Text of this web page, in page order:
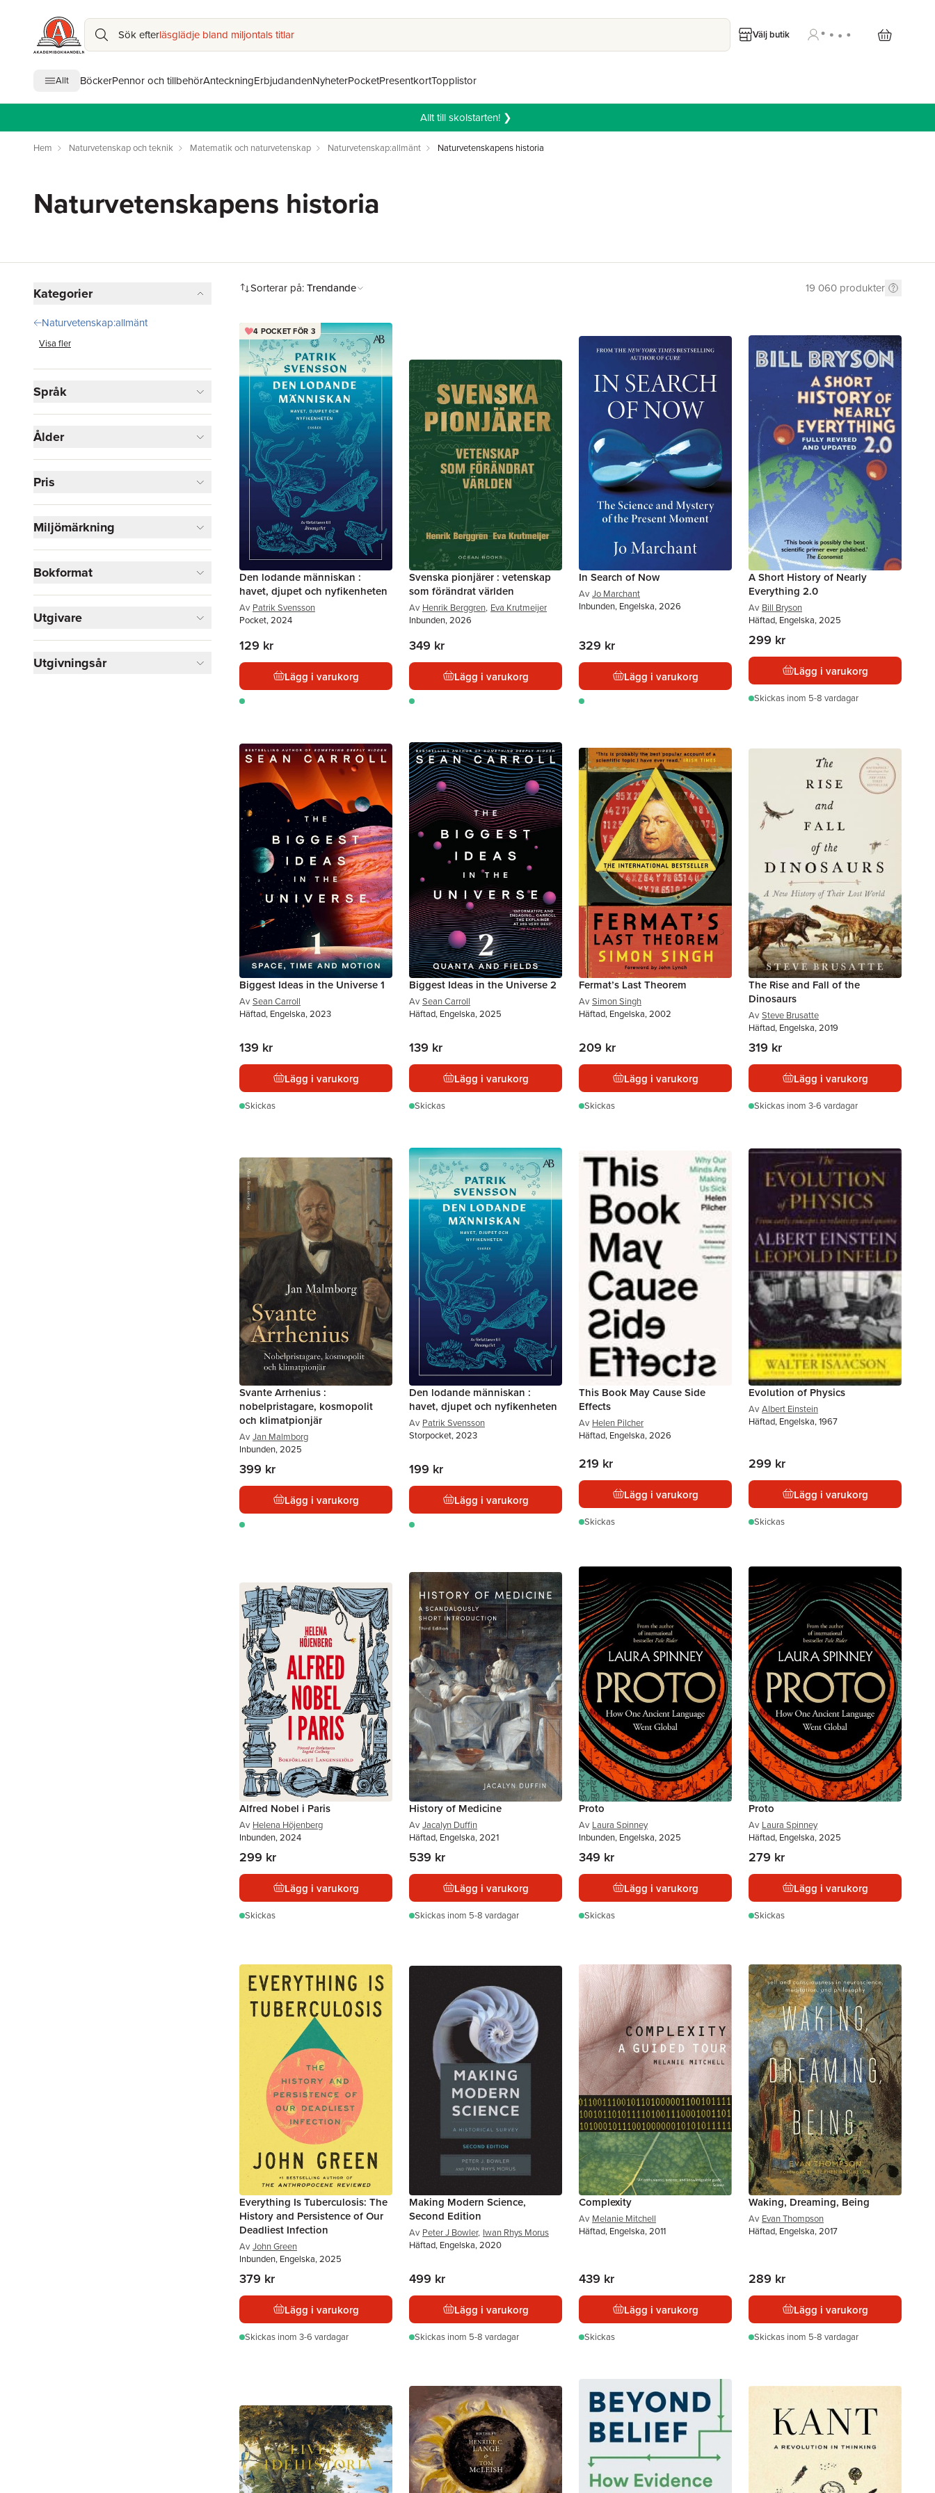
Sök efterläsglädje bland miljontals titlar Välj butik
Allt BöckerPennor och tillbehörAnteckningErbjudandenNyheterPocketPresentkortTopplistor
Allt till skolstarten! ❯
Hem Naturvetenskap och teknik Matematik och naturvetenskap Naturvetenskap:allmänt Naturvetenskapens historia
Naturvetenskapens historia
Kategorier
Naturvetenskap:allmänt
Visa fler
Språk
Ålder
Pris
Miljömärkning
Bokformat
Utgivare
Utgivningsår
Sorterar på:Trendande 19 060 produkter
4 POCKET FÖR 3
Den lodande människan :
havet, djupet och nyfikenheten
Av Patrik Svensson
Pocket, 2024
129 kr
Lägg i varukorg
Svenska pionjärer : vetenskap
som förändrat världen
Av Henrik Berggren, Eva Krutmeijer
Inbunden, 2026
349 kr
Lägg i varukorg
In Search of Now
Av Jo Marchant
Inbunden, Engelska, 2026
329 kr
Lägg i varukorg
A Short History of Nearly
Everything 2.0
Av Bill Bryson
Häftad, Engelska, 2025
299 kr
Lägg i varukorg
Skickas inom 5-8 vardagar
Biggest Ideas in the Universe 1
Av Sean Carroll
Häftad, Engelska, 2023
139 kr
Lägg i varukorg
Skickas
Biggest Ideas in the Universe 2
Av Sean Carroll
Häftad, Engelska, 2025
139 kr
Lägg i varukorg
Skickas
Fermat’s Last Theorem
Av Simon Singh
Häftad, Engelska, 2002
209 kr
Lägg i varukorg
Skickas
The Rise and Fall of the
Dinosaurs
Av Steve Brusatte
Häftad, Engelska, 2019
319 kr
Lägg i varukorg
Skickas inom 3-6 vardagar
Svante Arrhenius :
nobelpristagare, kosmopolit
och klimatpionjär
Av Jan Malmborg
Inbunden, 2025
399 kr
Lägg i varukorg
Den lodande människan :
havet, djupet och nyfikenheten
Av Patrik Svensson
Storpocket, 2023
199 kr
Lägg i varukorg
This Book May Cause Side
Effects
Av Helen Pilcher
Häftad, Engelska, 2026
219 kr
Lägg i varukorg
Skickas
Evolution of Physics
Av Albert Einstein
Häftad, Engelska, 1967
299 kr
Lägg i varukorg
Skickas
Alfred Nobel i Paris
Av Helena Höjenberg
Inbunden, 2024
299 kr
Lägg i varukorg
Skickas
History of Medicine
Av Jacalyn Duffin
Häftad, Engelska, 2021
539 kr
Lägg i varukorg
Skickas inom 5-8 vardagar
Proto
Av Laura Spinney
Inbunden, Engelska, 2025
349 kr
Lägg i varukorg
Skickas
Proto
Av Laura Spinney
Häftad, Engelska, 2025
279 kr
Lägg i varukorg
Skickas
Everything Is Tuberculosis: The
History and Persistence of Our
Deadliest Infection
Av John Green
Inbunden, Engelska, 2025
379 kr
Lägg i varukorg
Skickas inom 3-6 vardagar
Making Modern Science,
Second Edition
Av Peter J Bowler, Iwan Rhys Morus
Häftad, Engelska, 2020
499 kr
Lägg i varukorg
Skickas inom 5-8 vardagar
Complexity
Av Melanie Mitchell
Häftad, Engelska, 2011
439 kr
Lägg i varukorg
Skickas
Waking, Dreaming, Being
Av Evan Thompson
Häftad, Engelska, 2017
289 kr
Lägg i varukorg
Skickas inom 5-8 vardagar